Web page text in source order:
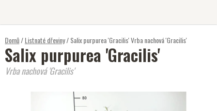
Domů/Listnaté dřeviny/Salix purpurea 'Gracilis'Vrba nachová 'Gracilis'
Salix purpurea 'Gracilis'
Vrba nachová 'Gracilis'